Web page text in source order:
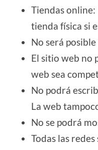
Tiendas
tienda física si
No será
El sitio web no
web sea
No podrá
La web
No se podrá
Todas las